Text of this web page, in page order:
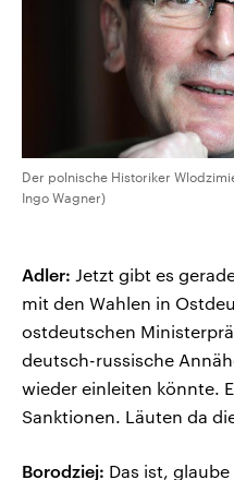
Der polnische Historiker
Ingo Wagner)
Adler: Jetzt gibt es
mit den Wahlen in
ostdeutschen
deutsch-russische
wieder einleiten könnte.
Sanktionen. Läuten da
Borodziej: Das ist,